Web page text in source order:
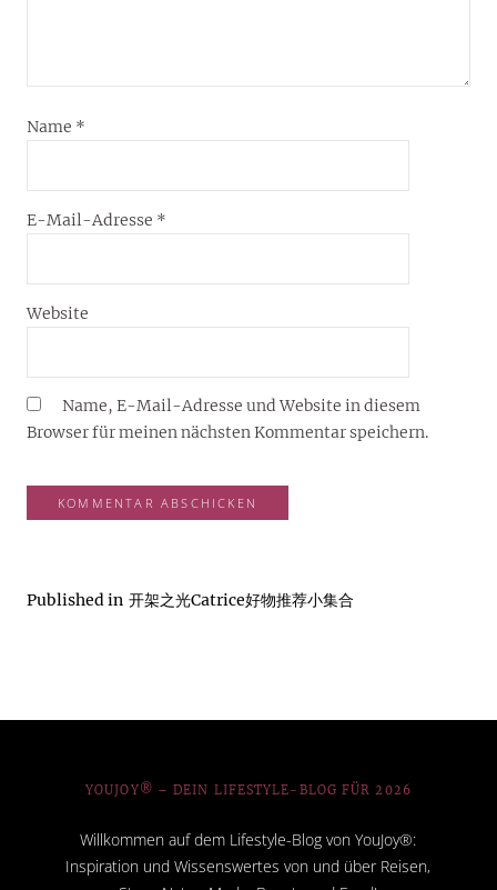
Name *
E-Mail-Adresse *
Website
Name, E-Mail-Adresse und Website in diesem
Browser für meinen nächsten Kommentar speichern.
Published in 开架之光Catrice好物推荐小集合
YOUJOY® – DEIN LIFESTYLE-BLOG FÜR 2026
Willkommen auf dem Lifestyle-Blog von YouJoy®:
Inspiration und Wissenswertes von und über Reisen,